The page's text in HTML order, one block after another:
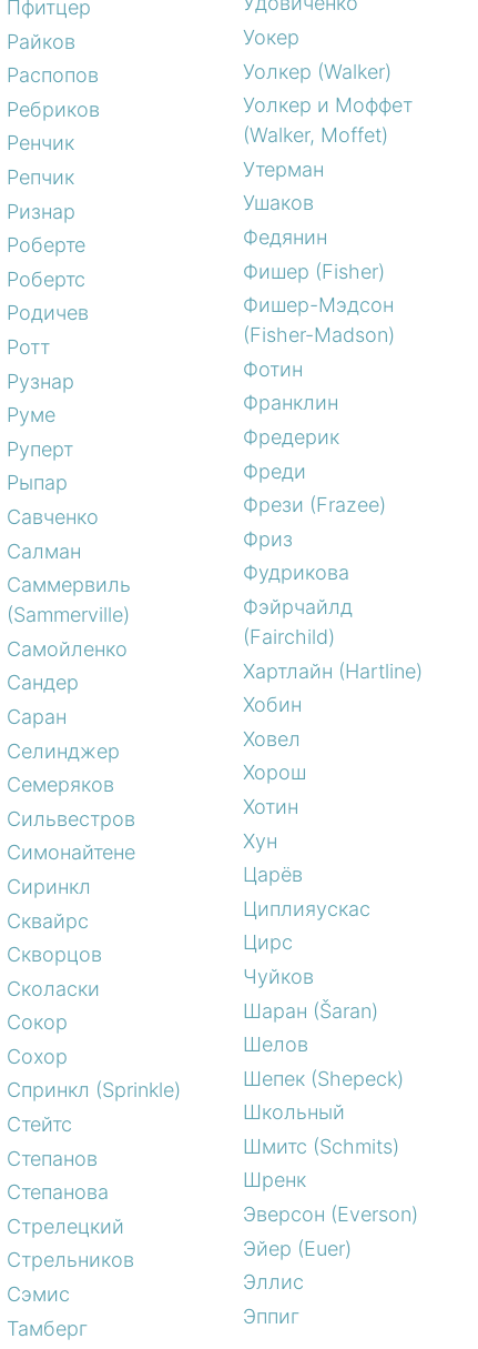
Пфитцер
Райков
Распопов
Ребриков
Ренчик
Репчик
Ризнар
Роберте
Робертс
Родичев
Ротт
Рузнар
Руме
Руперт
Рыпар
Савченко
Салман
Саммервиль
(Sammerville)
Самойленко
Сандер
Саран
Селинджер
Семеряков
Сильвестров
Симонайтене
Сиринкл
Сквайрс
Скворцов
Сколаски
Сокор
Сохор
Спринкл (Sprinkle)
Стейтс
Степанов
Степанова
Стрелецкий
Стрельников
Сэмис
Тамберг
Уокер
Уолкер (Walker)
Уолкер и Моффет
(Walker, Moffet)
Утерман
Ушаков
Федянин
Фишер (Fisher)
Фишер-Мэдсон
(Fisher-Madson)
Фотин
Франклин
Фредерик
Фреди
Фрези (Frazee)
Фриз
Фудрикова
Фэйрчайлд
(Fairchild)
Хартлайн (Hartline)
Хобин
Ховел
Хорош
Хотин
Хун
Царёв
Циплияускас
Цирс
Чуйков
Шаран (Šaran)
Шелов
Шепек (Shepeck)
Школьный
Шмитс (Schmits)
Шренк
Эверсон (Everson)
Эйер (Euer)
Эллис
Эппиг